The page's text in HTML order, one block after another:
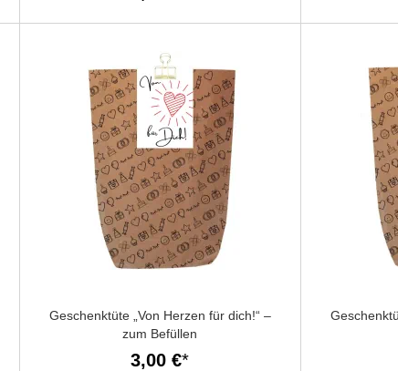
Geschenktüte „Von Herzen für dich!“ –
zum Befüllen
3,00 €